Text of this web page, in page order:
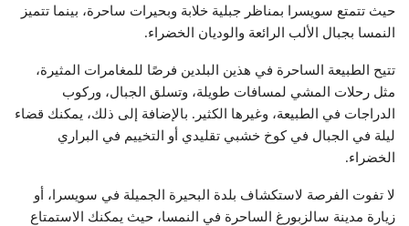
حيث تتمتع سويسرا بمناظر جبلية خلابة وبحيرات ساحرة، بينما تتميز
النمسا بجبال الألب الرائعة والوديان الخضراء.
تتيح الطبيعة الساحرة في هذين البلدين فرصًا للمغامرات المثيرة،
مثل رحلات المشي لمسافات طويلة، وتسلق الجبال، وركوب
الدراجات في الطبيعة، وغيرها الكثير. بالإضافة إلى ذلك، يمكنك قضاء
ليلة في الجبال في كوخ خشبي تقليدي أو التخييم في البراري
الخضراء.
لا تفوت الفرصة لاستكشاف بلدة البحيرة الجميلة في سويسرا، أو
زيارة مدينة سالزبورغ الساحرة في النمسا، حيث يمكنك الاستمتاع